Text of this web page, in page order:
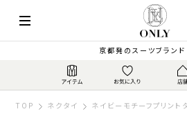
京都発のスーツブラン
TOP ネクタイ ネイビーモチーフプリント